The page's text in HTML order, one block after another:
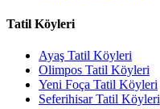
Tatil Köyleri
Ayaş Tatil Köyleri
Olimpos Tatil Köyleri
Yeni Foça Tatil Köyleri
Seferihisar Tatil Köyleri